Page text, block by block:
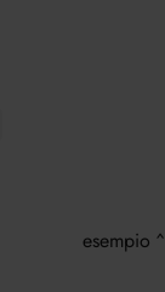
esempio